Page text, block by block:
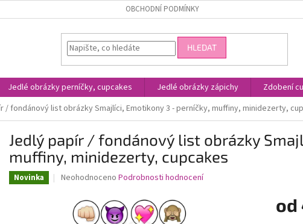
OBCHODNÍ PODMÍNKY
HLEDAT
Jedlé obrázky perníčky, cupcakes Jedlé obrázky zápichy Zdobení
/ fondánový list obrázky Smajlíci, Emotikony 3 - perníčky, muffiny, minidezerty,
Jedlý papír / fondánový list obrázky
muffiny, minidezerty, cupcakes
Novinka
Průměrné
produktu
Neohodnoceno Podrobnosti hodnocení
od